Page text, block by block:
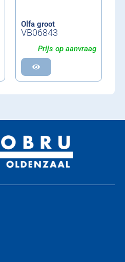
Olfa groot
VB06843
Prijs op aanvraag